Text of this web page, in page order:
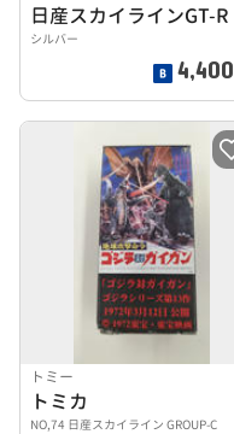
日産スカイラインGT-R
シルバー
4,400
トミー
トミカ
NO,74 日産スカイライン GROUP-C